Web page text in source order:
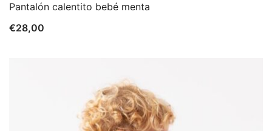
Pantalón calentito bebé menta
€28,00